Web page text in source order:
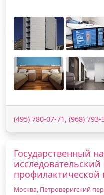
(495) 780-07-71, (968) 793-
Государственный
исследовательский
Москва, Петроверигский